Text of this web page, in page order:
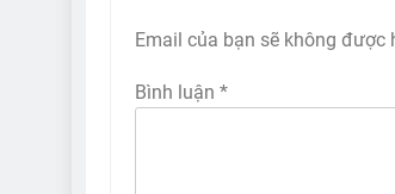
Email của bạn sẽ không được
Bình luận *